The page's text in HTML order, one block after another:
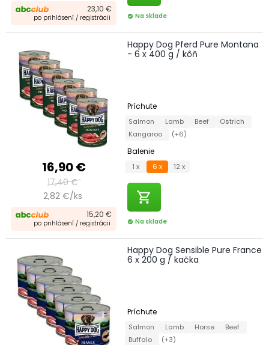
23,10 €
po prihlásení / registrácii check_circle Na sklade
16,90 €
17,40 €
2,82 €/ks
15,20 €
po prihlásení / registrácii
Happy Dog Pferd Pure Montana
- 6 x 400 g / kôň
Príchute
Salmon Lamb Beef
Ostrich
Kangaroo
(+6)
Balenie
1 x 6 x 12 x
shopping_cart
check_circle Na sklade
Happy Dog Sensible Pure France
6 x 200 g / kačka
Príchute
Salmon Lamb Horse
Beef
Buffalo
(+3)